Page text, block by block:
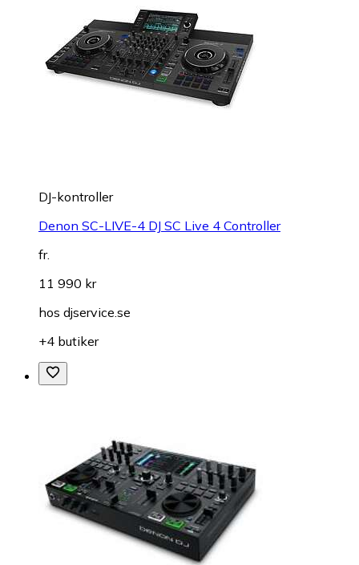
DJ-kontroller
Denon SC-LIVE-4 DJ SC Live 4 Controller
fr.
11 990 kr
hos djservice.se
+4 butiker